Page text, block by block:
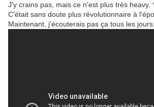
J'y crains pas, mais ce n'est plus très heavy.
C'était sans doute plus révolutionnaire à
Maintenant, j'écouterais pas ça tous les jours.